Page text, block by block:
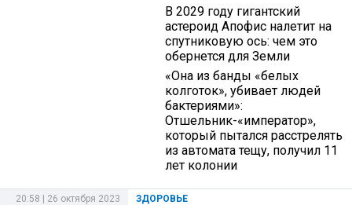
В 2029 году гигантский
астероид Апофис налетит на
спутниковую ось: чем это
обернется для Земли
«Она из банды «белых
колготок», убивает людей
бактериями»:
Отшельник-«император»,
который пытался расстрелять
из автомата тещу, получил 11
лет колонии
ЗДОРОВЬЕ
20:58 | 26 октября 2023